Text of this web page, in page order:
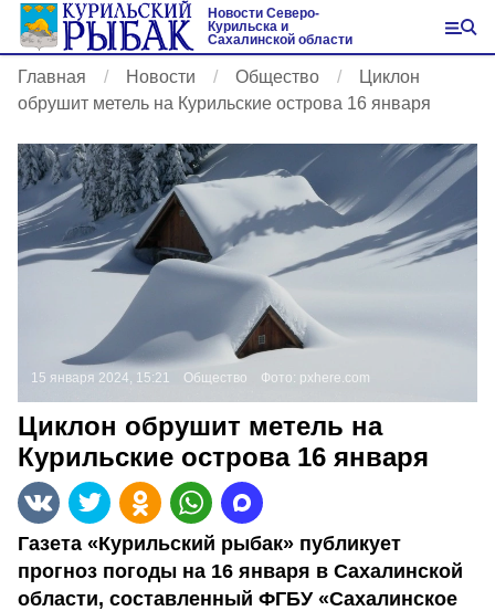
Новости Северо-
Курильска и
Сахалинской области
Главная Новости Общество
Циклон
обрушит метель на Курильские острова 16 января
15 января 2024, 15:21 Общество Фото: pxhere.com
Циклон обрушит метель на
Курильские острова 16 января
Газета «Курильский рыбак» публикует
прогноз погоды на 16 января в Сахалинской
области, составленный ФГБУ «Сахалинское